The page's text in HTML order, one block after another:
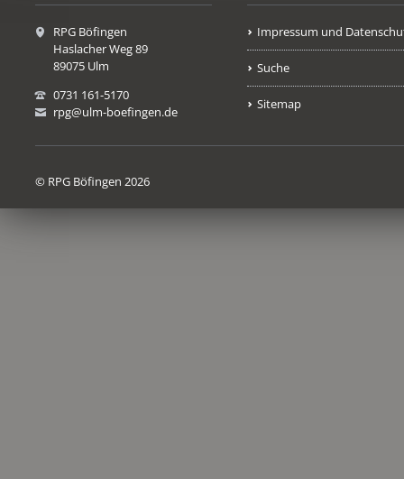
RPG Böfingen
Haslacher Weg 89
89075 Ulm
0731 161-5170
rpg@ulm-boefingen.de
Impressum und
Suche
Sitemap
© RPG Böfingen 2026